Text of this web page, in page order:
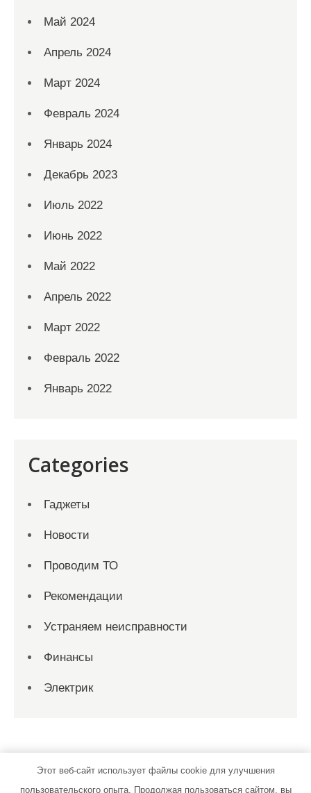
Май 2024
Апрель 2024
Март 2024
Февраль 2024
Январь 2024
Декабрь 2023
Июль 2022
Июнь 2022
Май 2022
Апрель 2022
Март 2022
Февраль 2022
Январь 2022
Categories
Гаджеты
Новости
Проводим ТО
Рекомендации
Устраняем неисправности
Финансы
Электрик
Этот веб-сайт использует файлы cookie для улучшения
пользовательского опыта. Продолжая пользоваться сайтом, вы